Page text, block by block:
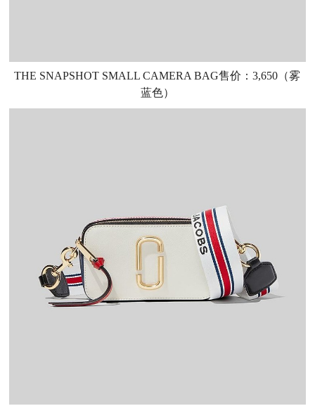
THE SNAPSHOT SMALL CAMERA BAG售价：3,650（雾
蓝色）